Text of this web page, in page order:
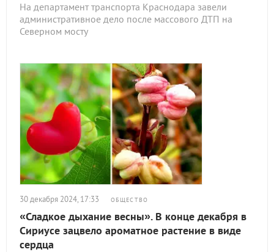
На департамент транспорта Краснодара завели
административное дело после массового ДТП на
Северном мосту
30 декабря 2024, 17:33 ОБЩЕСТВО
«Сладкое дыхание весны». В конце декабря в
Сириусе зацвело ароматное растение в виде
сердца